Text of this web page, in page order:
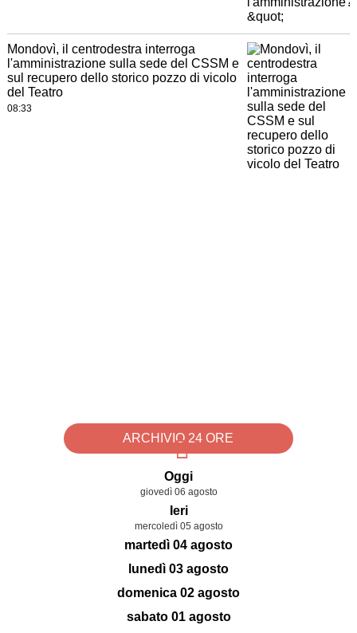
Mondovì, il centrodestra interroga
l'amministrazione sulla sede del CSSM e
sul recupero dello storico pozzo di vicolo
del Teatro
08:33
ARCHIVIO 24 ORE
Oggi
giovedì 06 agosto
Ieri
mercoledì 05 agosto
martedì 04 agosto
lunedì 03 agosto
domenica 02 agosto
sabato 01 agosto